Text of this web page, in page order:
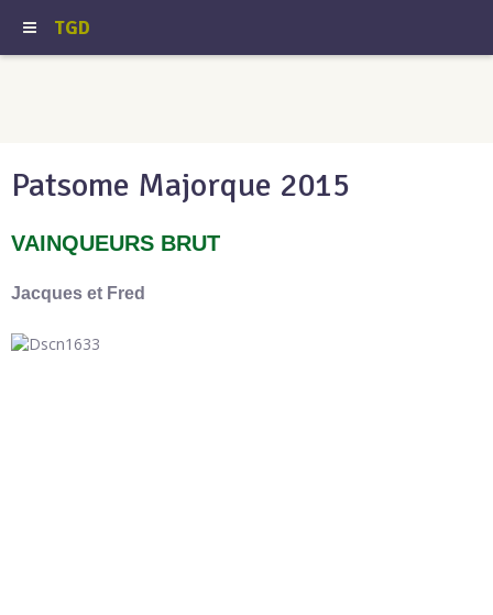
TGD
Patsome Majorque 2015
VAINQUEURS BRUT
Jacques et Fred